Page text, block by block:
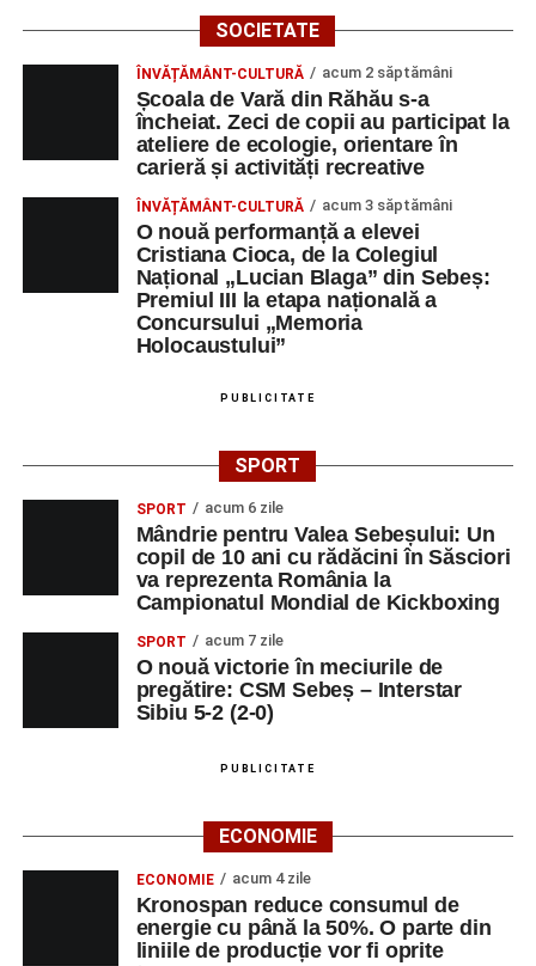
SOCIETATE
ÎNVĂȚĂMÂNT-CULTURĂ acum 2 săptămâni
Școala de Vară din Răhău s-a
încheiat. Zeci de copii au participat la
ateliere de ecologie, orientare în
carieră și activități recreative
ÎNVĂȚĂMÂNT-CULTURĂ acum 3 săptămâni
O nouă performanță a elevei
Cristiana Cioca, de la Colegiul
Național „Lucian Blaga” din Sebeș:
Premiul III la etapa națională a
Concursului „Memoria
Holocaustului”
PUBLICITATE
SPORT
SPORT acum 6 zile
Mândrie pentru Valea Sebeșului: Un
copil de 10 ani cu rădăcini în Săsciori
va reprezenta România la
Campionatul Mondial de Kickboxing
SPORT acum 7 zile
O nouă victorie în meciurile de
pregătire: CSM Sebeș – Interstar
Sibiu 5-2 (2-0)
PUBLICITATE
ECONOMIE
ECONOMIE acum 4 zile
Kronospan reduce consumul de
energie cu până la 50%. O parte din
liniile de producție vor fi oprite